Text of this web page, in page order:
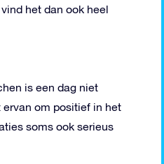
het dan ook heel
is een dag niet
om positief in het
soms ook serieus